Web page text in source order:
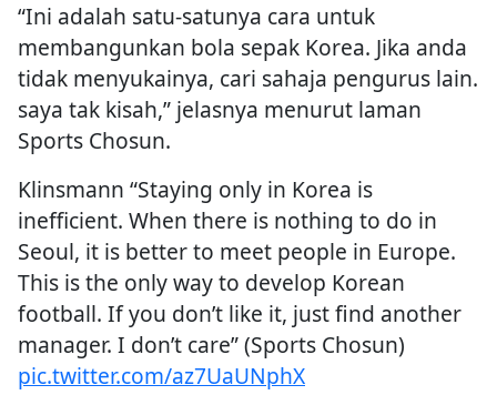
“Ini adalah satu-satunya cara untuk
membangunkan bola sepak Korea. Jika anda
tidak menyukainya, cari sahaja pengurus lain.
saya tak kisah,” jelasnya menurut laman
Sports Chosun.
Klinsmann “Staying only in Korea is
inefficient. When there is nothing to do in
Seoul, it is better to meet people in Europe.
This is the only way to develop Korean
football. If you don’t like it, just find another
manager. I don’t care” (Sports Chosun)
pic.twitter.com/az7UaUNphX